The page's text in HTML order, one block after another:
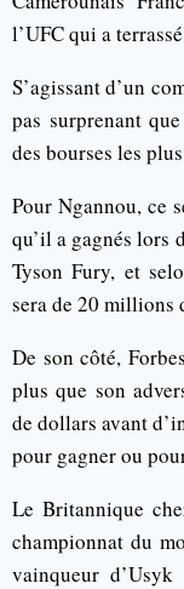
l’UFC qui a
S’agissant d’un
pas surprenant
des bourses les
Pour Ngannou, ce
qu’il a gagnés lors
Tyson Fury, et
sera de 20 millions
De son côté,
plus que son
de dollars avant
pour gagner ou
Le Britannique
championnat du
vainqueur